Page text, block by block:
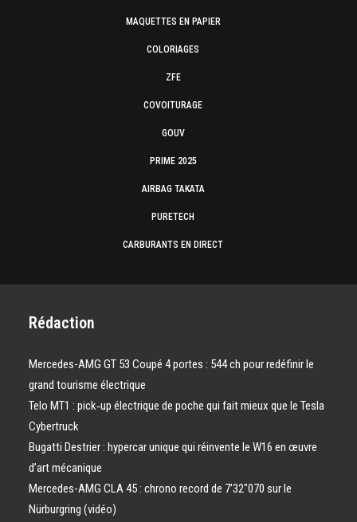
MAQUETTES EN PAPIER
COLORIAGES
ZFE
COVOITURAGE
GOUV
PRIME 2025
AIRBAG TAKATA
PURETECH
CARBURANTS EN DIRECT
Rédaction
Mercedes-AMG GT 53 Coupé 4 portes : 544 ch pour redéfinir le
grand tourisme électrique
Telo MT1 : pick‑up électrique de poche qui fait mieux que le Tesla
Cybertruck
Bugatti Destrier : hypercar unique qui réinvente le W16 en œuvre
d’art mécanique
Mercedes-AMG CLA 45 : chrono record de 7’32″070 sur le
Nürburgring (vidéo)